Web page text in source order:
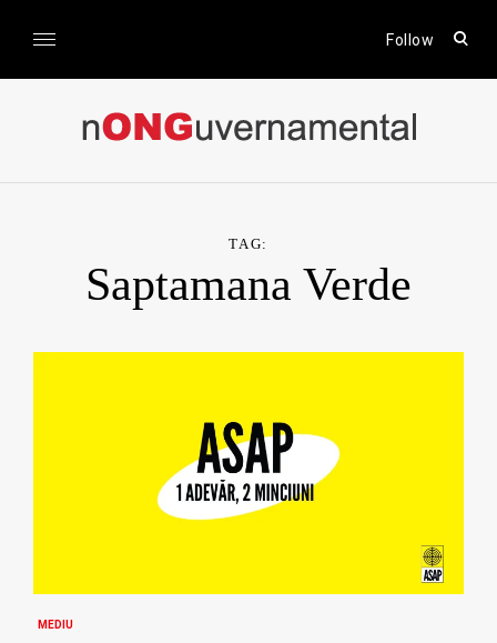
Follow
open
form
nONGuvernamental
TAG:
Saptamana Verde
MEDIU